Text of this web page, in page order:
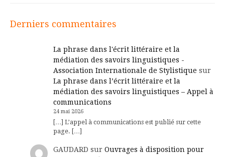
Derniers commentaires
La phrase dans l'écrit littéraire et la
médiation des savoirs linguistiques -
Association Internationale de Stylistique sur
La phrase dans l’écrit littéraire et la
médiation des savoirs linguistiques – Appel à
communications
24 mai 2026
[…] L’appel à communications est publié sur cette
page. […]
GAUDARD sur Ouvrages à disposition pour